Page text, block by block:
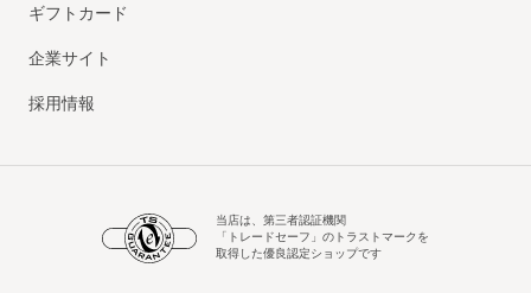
ギフトカード
企業サイト
採用情報
当店は、第三者認証機関
「トレードセーフ」のトラストマークを
取得した優良認定ショップです